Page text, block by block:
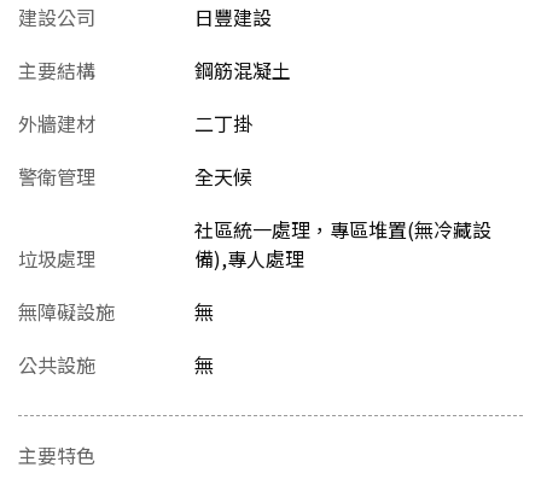
建設公司
日豐建設
主要結構
鋼筋混凝土
外牆建材
二丁掛
警衛管理
全天候
垃圾處理
社區統一處理，專區堆置(無冷藏設
備),專人處理
無障礙設施
無
公共設施
無
主要特色